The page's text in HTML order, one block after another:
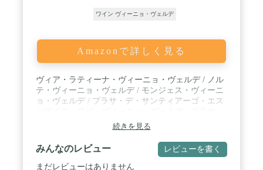
ワイン ヴィーニョ・ヴェルデ
Amazonで詳しく見る
ヴィア・ラティーナ・ヴィーニョ・ヴェルデ / ノル
テ・ヴィーニョ・ヴェルデ / モンジェス・ヴィーニ
ョ・ヴェルデ / プラサ・デ・サンティアーゴ・エス
デ・サンティアーゴ・ヴィーニョ・ヴェルデ / トー
レ・デ・メナージェン・ヴィーニョ・ヴェルデ
続きを見る
みんなのレビュー レビューを書く
まだレビューはありません